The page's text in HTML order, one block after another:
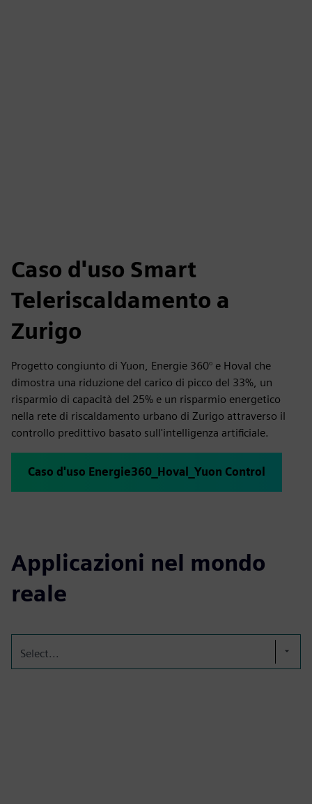
Caso d'uso Smart
Teleriscaldamento a
Zurigo
Progetto congiunto di Yuon, Energie 360° e Hoval che
dimostra una riduzione del carico di picco del 33%, un
risparmio di capacità del 25% e un risparmio energetico
nella rete di riscaldamento urbano di Zurigo attraverso il
controllo predittivo basato sull'intelligenza artificiale.
Caso d'uso Energie360_Hoval_Yuon Control
Applicazioni nel mondo
reale
Select...